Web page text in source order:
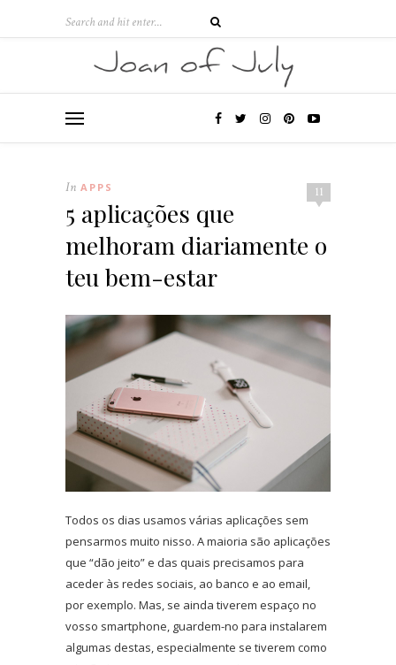
11
In APPS
5 aplicações que
melhoram diariamente o
teu bem-estar
Todos os dias usamos várias aplicações sem
pensarmos muito nisso. A maioria são aplicações
que “dão jeito” e das quais precisamos para
aceder às redes sociais, ao banco e ao email,
por exemplo. Mas, se ainda tiverem espaço no
vosso smartphone, guardem-no para instalarem
algumas destas, especialmente se tiverem como